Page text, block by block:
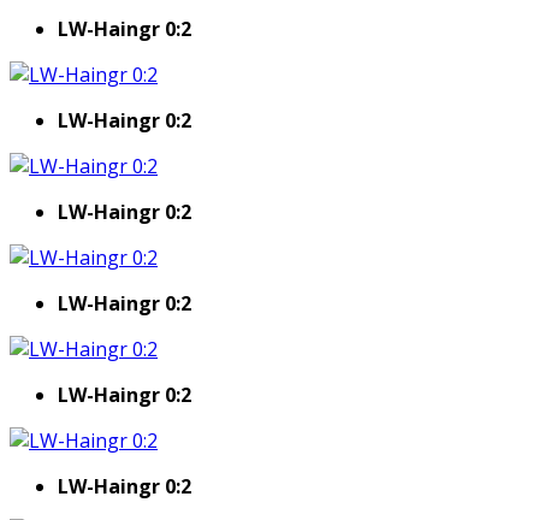
LW-Haingr 0:2
LW-Haingr 0:2
LW-Haingr 0:2
LW-Haingr 0:2
LW-Haingr 0:2
LW-Haingr 0:2